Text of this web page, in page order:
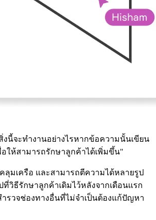
นี้จะทำงานอย่างไรหากข้อความนั้นเขียน
อให้สามารถรักษาลูกค้าได้เพิ่มขึ้น"
มเครือ และสามารถตีความได้หลายรูป
วิธีรักษาลูกค้าเดิมไว้หลังจากเดือนแรก
รวจช่องทางอื่นที่ไม่จำเป็นต้องแก้ปัญหา